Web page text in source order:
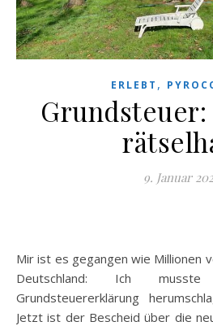
ERLEBT ,
9. Januar
Mir ist es gegangen wie Millionen von Grundeigentümern in
Deutschland: Ich
Grundsteuererklärung
Jetzt ist der Bescheid über die